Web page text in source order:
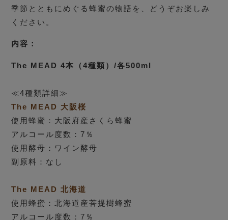
季節とともにめぐる蜂蜜の物語を、どうぞお楽しみ
ください。
内容：
The MEAD 4本（4種類）/各500ml
≪4種類詳細≫
The MEAD 大阪桜
使用蜂蜜：大阪府産さくら蜂蜜
アルコール度数：7％
使用酵母：ワイン酵母
副原料：なし
The MEAD 北海道
使用蜂蜜：北海道産菩提樹蜂蜜
アルコール度数：7％